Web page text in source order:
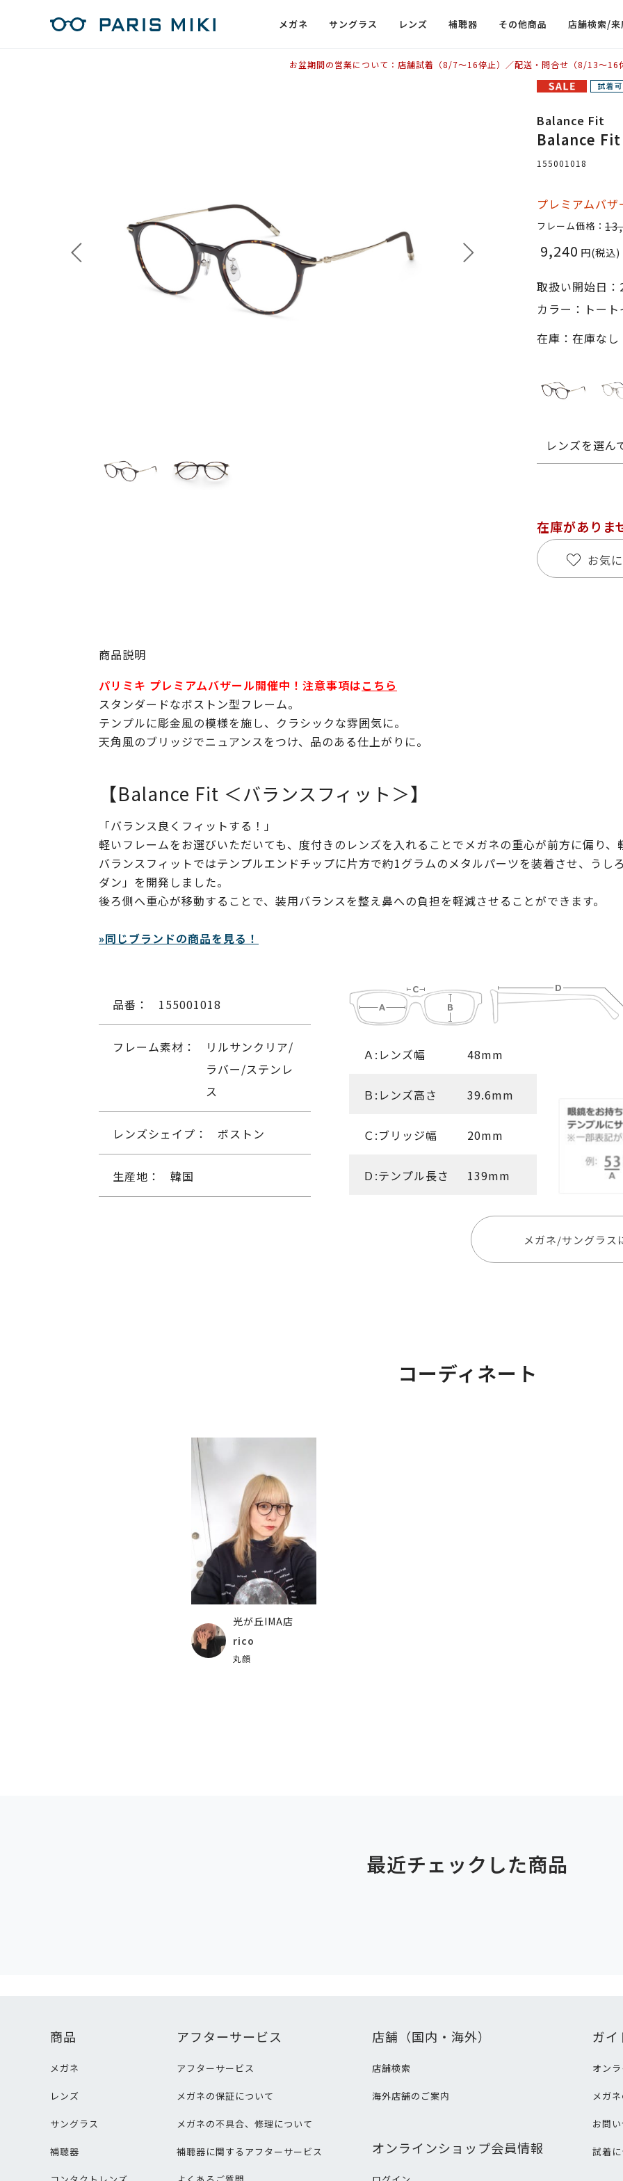
メガネ サングラス レンズ 補聴器 その他商品 店舗検索/
お盆期間の営業について：店舗試着（8/7〜16停止）／配送・問合せ（8/13〜16
Balance Fit
Balance Fit
155001018
プレミアムバ
フレーム価格：
9,240 円(税込)
取扱い開始日
カラー：トー
在庫：在庫なし
レンズを選ん
在庫がありま
お気
商品説明
パリミキ プレミアムバザール開催中！注意事項はこちら
スタンダードなボストン型フレーム。
テンプルに彫金風の模様を施し、クラシックな雰囲気に。
天角風のブリッジでニュアンスをつけ、品のある仕上がりに。
【Balance Fit ＜バランスフィット＞】
「バランス良くフィットする！」
軽いフレームをお選びいただいても、度付きのレンズを入れることでメガネの重心が前方に偏り
バランスフィットではテンプルエンドチップに片方で約1グラムのメタルパーツを装着させ、うし
ダン」を開発しました。
後ろ側へ重心が移動することで、装用バランスを整え鼻への負担を軽減させることができます。
»同じブランドの商品を見る！
品番： 155001018
フレーム素材：
リルサンクリア/
ラバー/ステンレ
ス
レンズシェイプ： ボストン
生産地： 韓国
Ａ:レンズ幅 48mm
Ｂ:レンズ高さ 39.6mm
Ｃ:ブリッジ幅 20mm
Ｄ:テンプル長さ 139mm
メガネ/サングラス
コーディネート
光が丘IMA店
rico
丸顔
最近チェックした商品
商品
メガネ
レンズ
サングラス
補聴器
アフターサービス
アフターサービス
メガネの保証について
メガネの不具合、修理について
補聴器に関するアフターサービス
店舗（国内・海外）
店舗検索
海外店舗のご案内
オンラインショップ会員情報
ガイ
オン
メガ
お問
試着